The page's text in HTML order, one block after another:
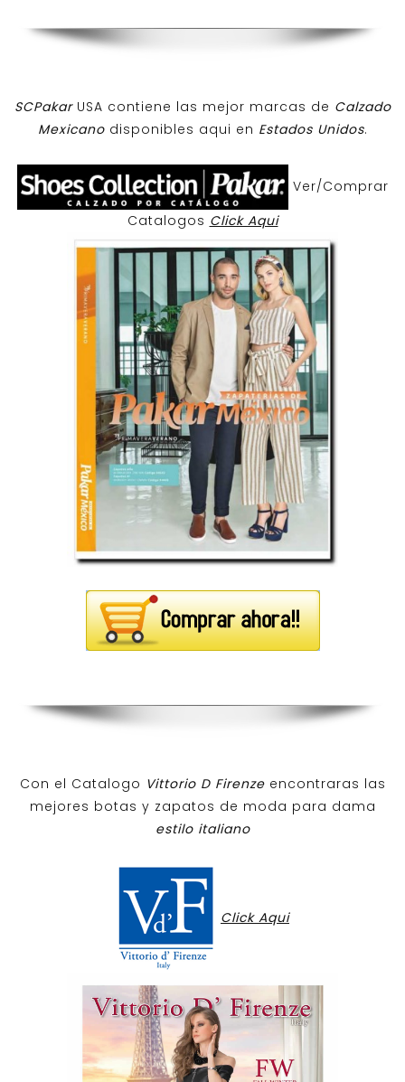
SCPakar USA contiene las mejor marcas de Calzado
Mexicanodisponibles aqui en Estados Unidos.
Ver/Comprar
Catalogos Click Aqui
Con el Catalogo Vittorio D Firenzeencontraras las
mejores botas y zapatos de moda para dama
estilo italiano
Click Aqui